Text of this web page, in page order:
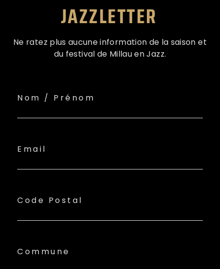
JAZZLETTER
Ne ratez plus aucune information de la saison et
du festival de Millau en Jazz.
Nom / Prénom
Email
Code Postal
Commune